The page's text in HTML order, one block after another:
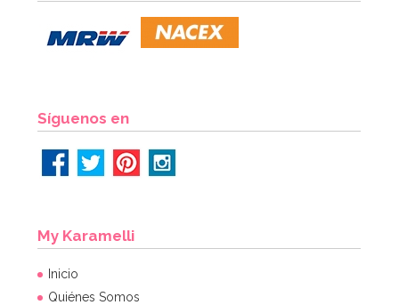
Síguenos en
My Karamelli
Inicio
Quiénes Somos